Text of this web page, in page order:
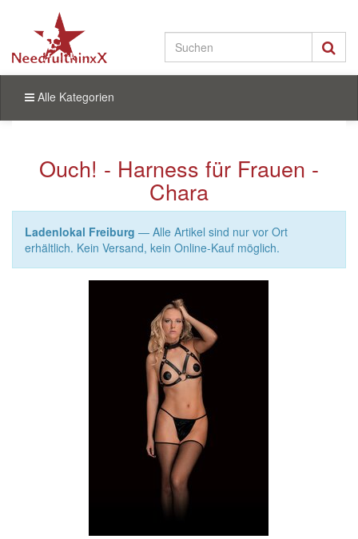
Alle Kategorien
Ouch! - Harness für Frauen -
Chara
Ladenlokal Freiburg — Alle Artikel sind nur vor Ort
erhältlich. Kein Versand, kein Online-Kauf möglich.